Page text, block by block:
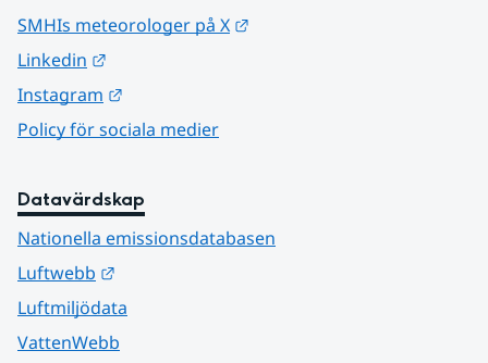
SMHIs meteorologer på X
Linkedin
Instagram
Policy för sociala medier
Datavärdskap
Nationella emissionsdatabasen
Luftwebb
Luftmiljödata
VattenWebb